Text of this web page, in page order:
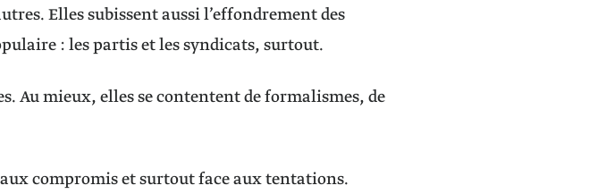
Elles subissent aussi l’effondrement des
: les partis et les syndicats, surtout.
Au mieux, elles se contentent de formalismes, de
compromis et surtout face aux tentations.